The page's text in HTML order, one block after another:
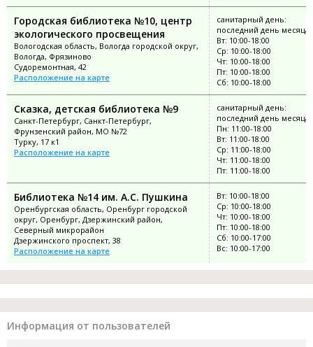
Городская библиотека №10, центр
экологического просвещения
Вологодская область, Вологда городской округ,
Вологда, Фрязиново
Судоремонтная, 42
Расположение на карте
санитарный день:
последний день месяца
Вт: 10:00-18:00
Ср: 10:00-18:00
Чт: 10:00-18:00
Пт: 10:00-18:00
Сб: 10:00-18:00
Сказка, детская библиотека №9
Санкт-Петербург, Санкт-Петербург,
Фрунзенский район, МО №72
Турку, 17 к1
Расположение на карте
санитарный день:
последний день месяца
Пн: 11:00-18:00
Вт: 11:00-18:00
Ср: 11:00-18:00
Чт: 11:00-18:00
Пт: 11:00-18:00
Библиотека №14 им. А.С. Пушкина
Оренбургская область, Оренбург городской
округ, Оренбург, Дзержинский район,
Северный микрорайон
Дзержинского проспект, 38
Расположение на карте
Вт: 10:00-18:00
Ср: 10:00-18:00
Чт: 10:00-18:00
Пт: 10:00-18:00
Сб: 10:00-17:00
Вс: 10:00-17:00
Информация от пользователей